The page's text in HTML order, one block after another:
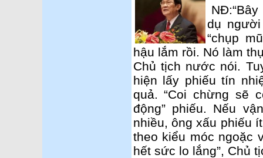
dụ
“chụp
hậu lắm rồi. Nó làm
Chủ tịch nước nói.
hiện lấy phiếu tín
quả. “Coi chừng sẽ
động” phiếu. Nếu
nhiều, ông xấu phiếu
theo kiểu móc ngoặc
hết sức lo lắng”, Chủ